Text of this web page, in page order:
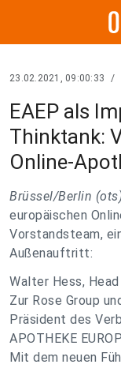
23.02.2021, 09:00:33 /
EAEP als
Thinktank:
Online-
Brüssel/Berlin
europäischen
Vorstandsteam,
Außenauftritt:
Walter Hess,
Zur Rose Group
Präsident des
APOTHEKE
Mit dem neuen